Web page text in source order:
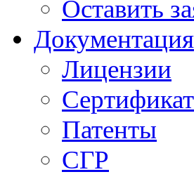
Оставить
Документация
Лицензии
Патенты
СГР